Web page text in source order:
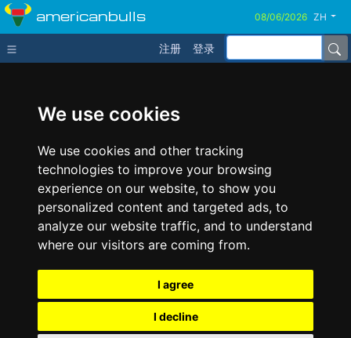
We use cookies
We use cookies and other tracking
technologies to improve your browsing
experience on our website, to show you
personalized content and targeted ads, to
analyze our website traffic, and to understand
where our visitors are coming from.
I agree
I decline
americanbulls ZH
注册 登录